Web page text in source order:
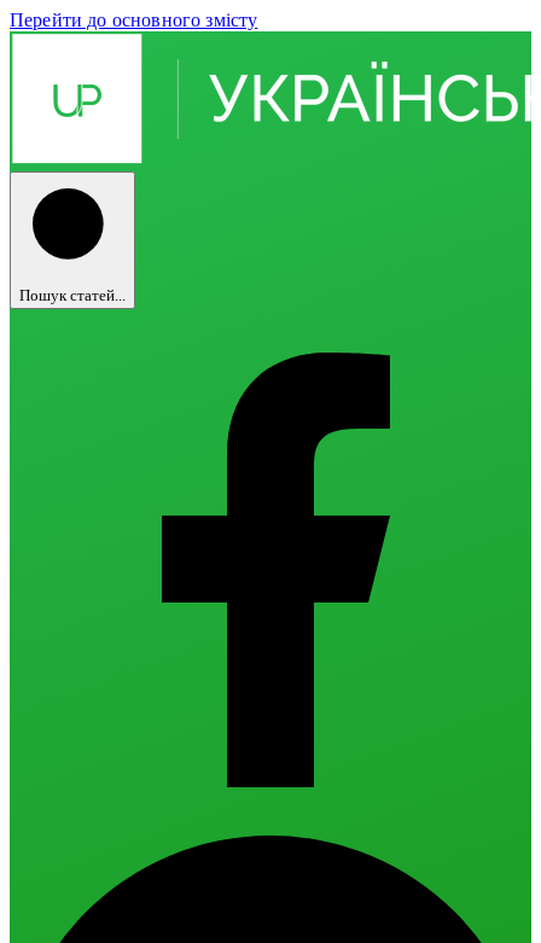
Перейти до основного змісту
Пошук статей...